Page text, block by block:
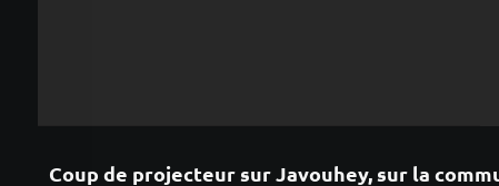
Coup de projecteur sur Javouhey, sur la